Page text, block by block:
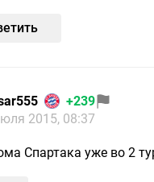
+239
2015, 08:37
Спартака уже во 2